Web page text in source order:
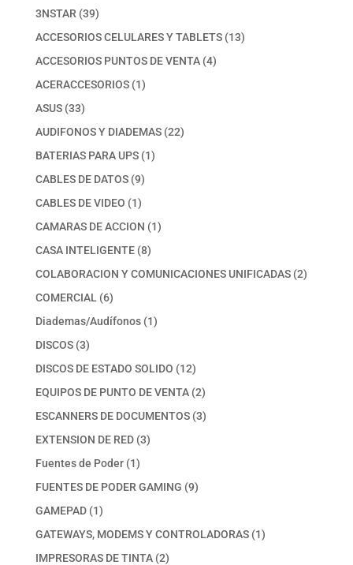
3NSTAR 3939
productos
ACCESORIOS CELULARES Y TABLETS 1313
ACCESORIOS PUNTOS DE VENTA 44
ACERACCESORIOS 11
ASUS 3333
productos
AUDIFONOS Y DIADEMAS 2222
BATERIAS PARA UPS 11
CABLES DE DATOS 99
productos
CABLES DE VIDEO 11
producto
CAMARAS DE ACCION 11
CASA INTELIGENTE 88
productos
COLABORACION Y COMUNICACIONES UNIFICADAS 22
COMERCIAL 66
productos
Diademas/Audífonos 11
DISCOS 33
productos
DISCOS DE ESTADO SOLIDO 1212
productos
EQUIPOS DE PUNTO DE VENTA 22
productos
ESCANNERS DE DOCUMENTOS 33
EXTENSION DE RED 33
Fuentes de Poder 11
producto
FUENTES DE PODER GAMING 99
GAMEPAD 11
producto
GATEWAYS, MODEMS Y CONTROLADORAS 11
IMPRESORAS DE TINTA 22